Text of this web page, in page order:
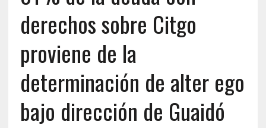
derechos sobre Citgo
proviene de la
determinación de alter ego
bajo dirección de Guaidó